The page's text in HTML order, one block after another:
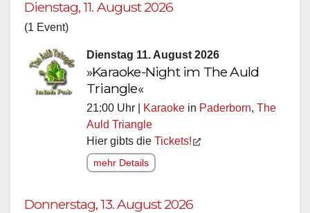
Dienstag, 11. August 2026
(1 Event)
Dienstag 11. August 2026
»Karaoke-Night im The Auld
Triangle«
21:00 Uhr | Karaoke in Paderborn, The
Auld Triangle
Hier gibts die Tickets!
mehr Details
Donnerstag, 13. August 2026